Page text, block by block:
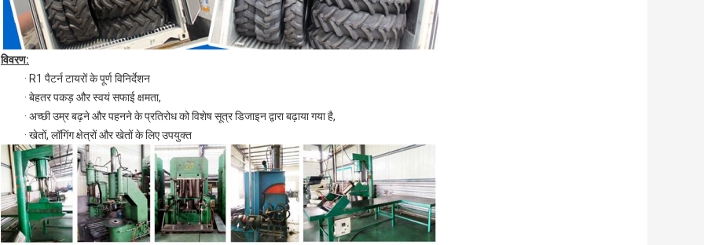
विवरण:
· R1 पैटर्न टायरों के पूर्ण विनिर्देशन
· बेहतर पकड़ और स्वयं सफाई क्षमता,
· अच्छी उम्र बढ़ने और पहनने के प्रतिरोध को विशेष सूत्र डिजाइन द्वारा बढ़ाया गया है,
· खेतों, लॉगिंग क्षेत्रों और खेतों के लिए उपयुक्त